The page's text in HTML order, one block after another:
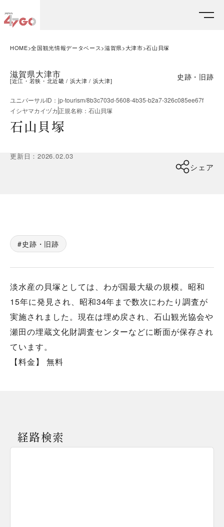
HOME 全国観光情報データベース 滋賀県 大津市 石山貝塚
滋賀県大津市
[近江・若狭・北近畿 浜大津 浜大津] 史跡・旧跡
ユニバーサルID ： jp-tourism/8b3c703d-5608-4b35-b2a7-326c085ee67f
イシヤマカイヅカ正規名称 ： 石山貝塚
石山貝塚
更新日 ：2026.02.03
シェア
史跡・旧跡
淡水産の貝塚としては、わが国最大級の規模。昭和
15年に発見され、昭和34年まで数次にわたり調査が
実施されました。現在は埋め戻され、石山観光協会や
瀬田の埋蔵文化財調査センターなどに断面が保存され
ています。
【料金】 無料
経路検索